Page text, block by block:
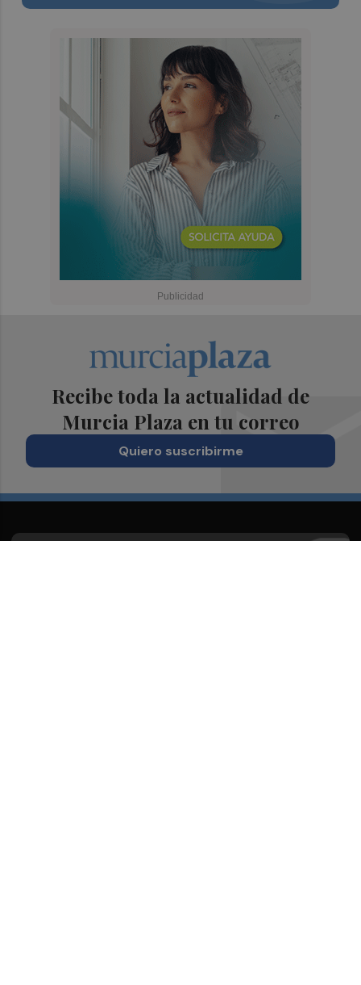
Recibe toda la actualidad de
Murcia Plaza en tu correo
Quiero suscribirme